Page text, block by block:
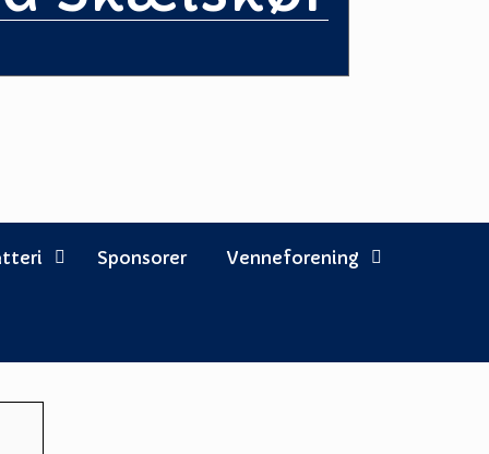
Sponsorer Venneforening